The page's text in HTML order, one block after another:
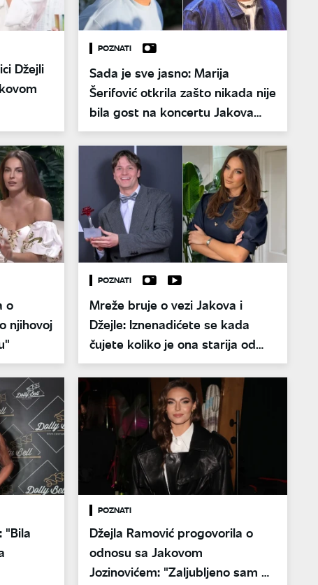
Džejli
POZNATI
Sada je sve jasno: Marija
Šerifović otkrila zašto nikada nije
bila gost na koncertu Jakova
Jozinovića
o
njihovoj
POZNATI
Mreže bruje o vezi Jakova i
Džejle: Iznenadićete se kada
čujete koliko je ona starija od
njega
"Bila
POZNATI
Džejla Ramović progovorila o
odnosu sa Jakovom
Jozinovićem: "Zaljubljeno sam ga